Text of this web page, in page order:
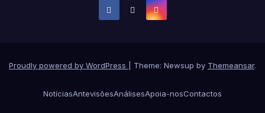
Proudly powered by WordPress Theme: Newsup by Themeansar.
NotíciasAntevisõesAnálisesApoia-nosContactos